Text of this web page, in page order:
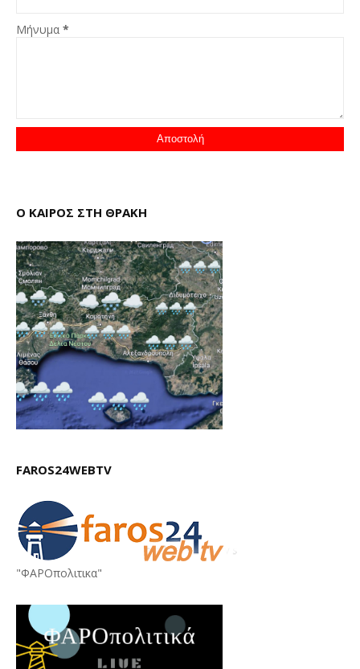
Μήνυμα *
Ο ΚΑΙΡΟΣ ΣΤΗ ΘΡΑΚΗ
FAROS24WEBTV
"ΦΑΡΟπολιτικα"